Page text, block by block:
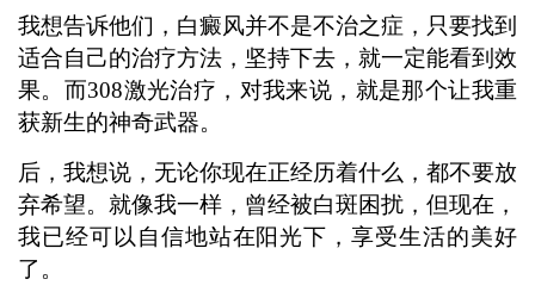
我想告诉他们，白癜风并不是不治之症，只要找到
适合自己的治疗方法，坚持下去，就一定能看到效
果。而308激光治疗，对我来说，就是那个让我重
获新生的神奇武器。
后，我想说，无论你现在正经历着什么，都不要放
弃希望。就像我一样，曾经被白斑困扰，但现在，
我已经可以自信地站在阳光下，享受生活的美好
了。